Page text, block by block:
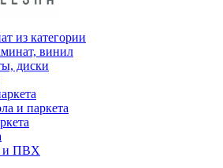
из категории
винил
диски
и паркета
и ПВХ